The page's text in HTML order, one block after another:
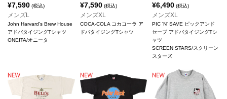
¥7,590 (税込)
メンズL
John Harvard's Brew House
アドバタイジングTシャツ
ONEITA/オニータ
¥7,590(税込)
メンズXL
COCA-COLA コカコーラ ア
ドバタイジングTシャツ
¥6,490 (税込)
メンズXL
PIC 'N' SAVE ピックアンド
セーブ アドバタイジングTシ
ャツ
SCREEN STARS/スクリーン
スターズ